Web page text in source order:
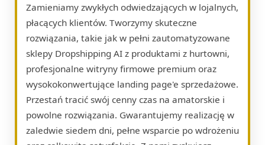
Zamieniamy zwykłych odwiedzających w lojalnych,
płacących klientów. Tworzymy skuteczne
rozwiązania, takie jak w pełni zautomatyzowane
sklepy Dropshipping AI z produktami z hurtowni,
profesjonalne witryny firmowe premium oraz
wysokokonwertujące landing page'e sprzedażowe.
Przestań tracić swój cenny czas na amatorskie i
powolne rozwiązania. Gwarantujemy realizację w
zaledwie siedem dni, pełne wsparcie po wdrożeniu